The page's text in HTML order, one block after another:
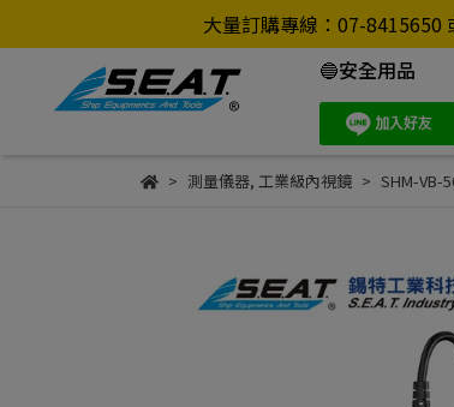
大量訂購專線：07-8415650
🔵安全用品
測量儀器, 工業級內視鏡 SHM-VB-